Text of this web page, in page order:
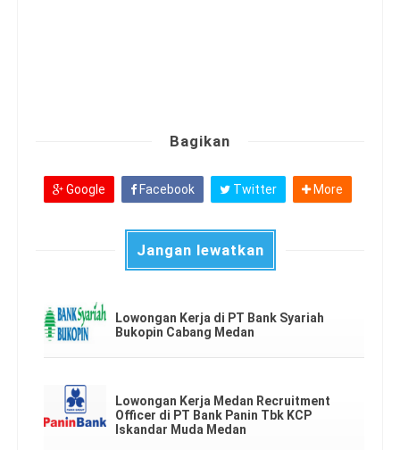
Bagikan
Google Facebook Twitter More
Jangan lewatkan
Lowongan Kerja di PT Bank Syariah
Bukopin Cabang Medan
Lowongan Kerja Medan Recruitment
Officer di PT Bank Panin Tbk KCP
Iskandar Muda Medan